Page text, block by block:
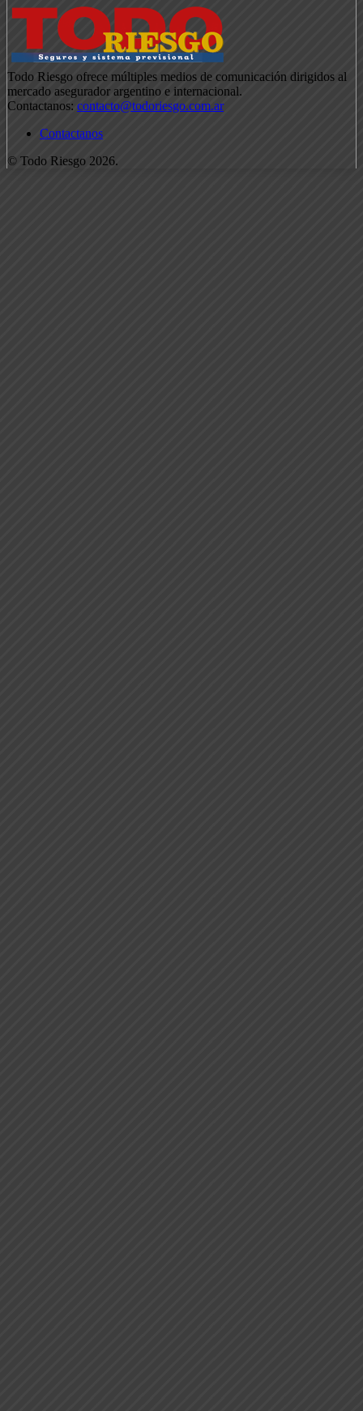
Todo Riesgo ofrece múltiples medios de comunicación dirigidos al
mercado asegurador argentino e internacional.
Contactanos: contacto@todoriesgo.com.ar
Contactanos
© Todo Riesgo 2026.